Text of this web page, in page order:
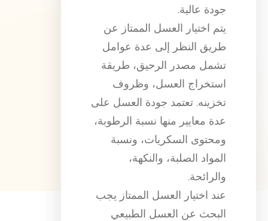
جودة عالية.
يتم اختيار العسل الممتاز عن
طريق النظر إلى عدة عوامل
تشمل مصدر الرحيق، طريقة
استخراج العسل، وظروف
تخزينه. تعتمد جودة العسل على
عدة معايير منها نسبة الرطوبة،
ومحتوى السكريات، ونسبة
المواد الصلبة، والنكهة،
والرائحة.
عند اختيار العسل الممتاز يجب
البحث عن العسل الطبيعي